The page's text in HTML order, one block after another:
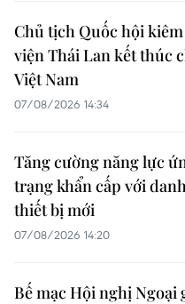
Chủ tịch Quốc hội
viện Thái Lan kết thúc
Việt Nam
07/08/2026 14:34
Tăng cường năng lực
trạng khẩn cấp với
thiết bị mới
07/08/2026 14:20
Bế mạc Hội nghị Ngoại